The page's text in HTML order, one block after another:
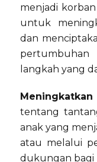
menjadi
untuk
dan
langkah yang
Meningkatkan
tentang
anak yang
atau melalui
dukungan bagi